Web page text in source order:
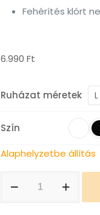
Fehérítés klórt
6.990 Ft
Ruházat méretek L
Szín
Alaphelyzetbe állítás